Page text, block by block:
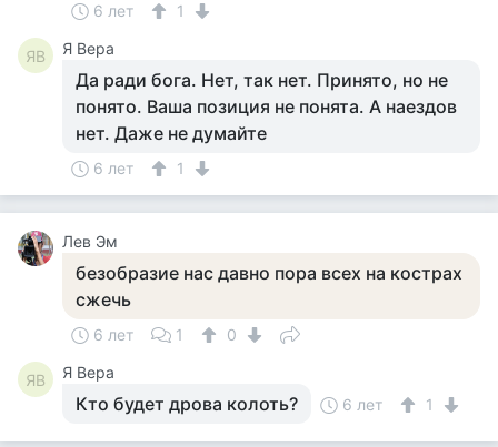
6 лет 1
ЯВ Я Вера
Да ради бога. Нет, так нет. Принято, но не
понято. Ваша позиция не понята. А наездов
нет. Даже не думайте
6 лет 1
Лев Эм
безобразие нас давно пора всех на кострах
сжечь
6 лет 1 0
ЯВ Я Вера
Кто будет дрова колоть? 6 лет 1